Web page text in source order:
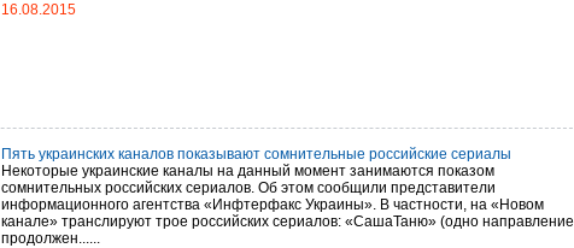
16.08.2015
Пять украинских каналов показывают сомнительные российские сериалы
Некоторые украинские каналы на данный момент занимаются показом
сомнительных российских сериалов. Об этом сообщили представители
информационного агентства «Инфтерфакс Украины». В частности, на «Новом
канале» транслируют трое российских сериалов: «СашаТаню» (одно направление
продолжен......